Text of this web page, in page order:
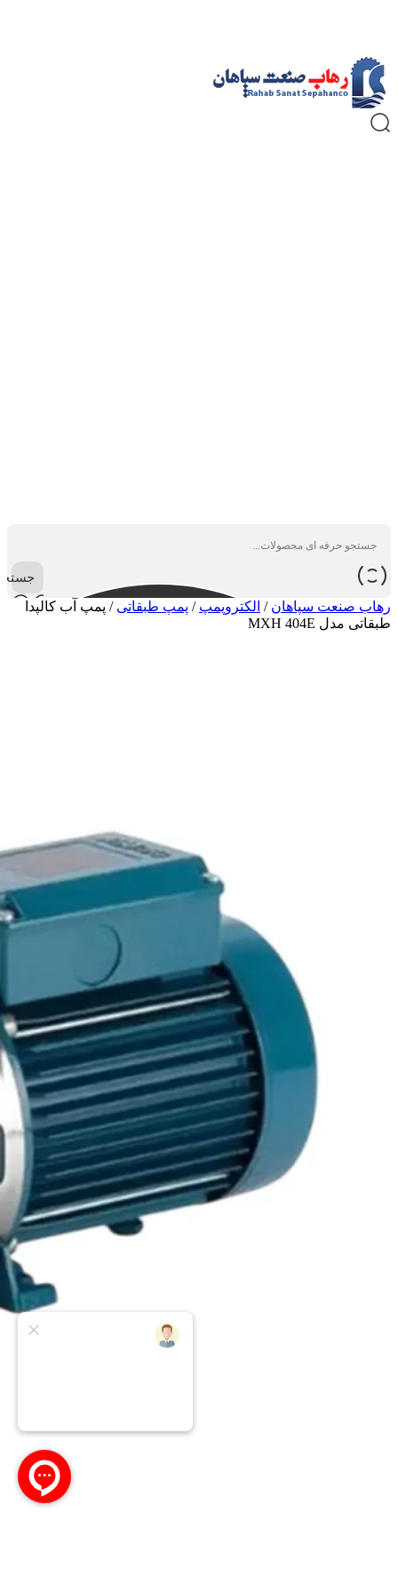
رهاب صنعت سپاهان / الکتروپمپ / پمپ طبقاتی / پمپ آب کالپدا
طبقاتی مدل MXH 404E